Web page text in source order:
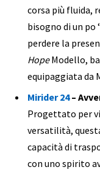
corsa più fluida,
bisogno di un po
perdere la
HopeModello,
equipaggiata da
Mirider 24–
Progettato per
versatilità,
capacità di
con uno spirito